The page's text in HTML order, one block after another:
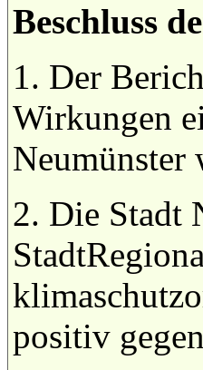
Beschluss
1. Der
Wirkungen
Neumünster
2. Die Stadt
positiv